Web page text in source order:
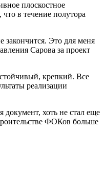
плоскостное
в течение полутора
Это для меня
Сарова за проект
крепкий. Все
реализации
документ, хоть не стал еще
ФОКов больше